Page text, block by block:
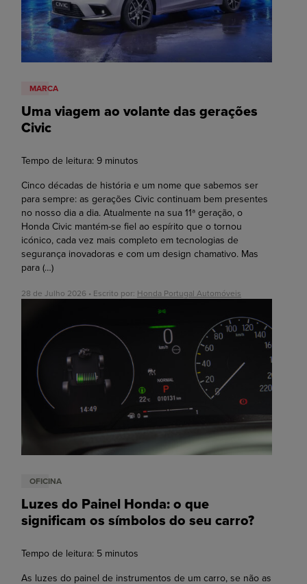
MARCA
Uma viagem ao volante das gerações
Civic
Tempo de leitura: 9 minutos
Cinco décadas de história e um nome que sabemos ser
para sempre: as gerações Civic continuam bem presentes
no nosso dia a dia. Atualmente na sua 11ª geração, o
Honda Civic mantém-se fiel ao espírito que o tornou
icónico, cada vez mais completo em tecnologias de
segurança inovadoras e com um design chamativo. Mas
para (…)
28 de Julho 2026 • Escrito por: Honda Portugal Automóveis
OFICINA
Luzes do Painel Honda: o que
significam os símbolos do seu carro?
Tempo de leitura: 5 minutos
As luzes do painel de instrumentos de um carro, se não as